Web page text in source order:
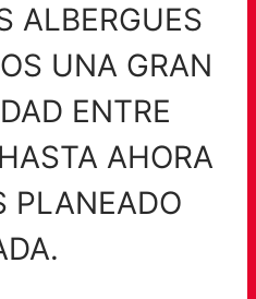
ALBERGUES
UNA GRAN
ENTRE
AHORA
PLANEADO